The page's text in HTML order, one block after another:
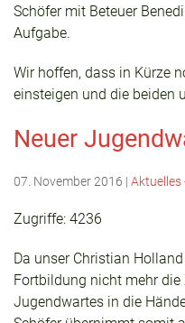
Schöfer mit Beteuer
Aufgabe.
Wir hoffen, dass in Kürze
einsteigen und die beiden
Neuer
07. November 2016 | Aktuelles
Zugriffe: 4236
Da unser Christian
Fortbildung nicht mehr
Jugendwartes in die